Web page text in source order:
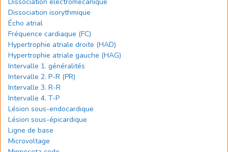
Dissociation isorythmique
Écho atrial
Fréquence cardiaque (FC)
Hypertrophie atriale droite (HAD)
Hypertrophie atriale gauche (HAG)
Intervalle 1. généralités
Intervalle 2. P-R (PR)
Intervalle 3. R-R
Intervalle 4. T-P
Lésion sous-endocardique
Lésion sous-épicardique
Ligne de base
Microvoltage